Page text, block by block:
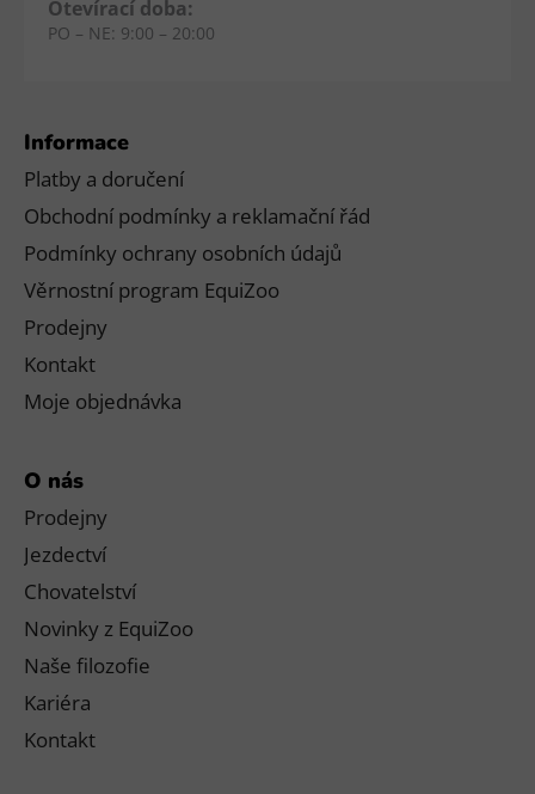
Informace
Platby a doručení
Obchodní podmínky a reklamační řád
Podmínky ochrany osobních údajů
Věrnostní program EquiZoo
Prodejny
Kontakt
Moje objednávka
O nás
Prodejny
Jezdectví
Chovatelství
Novinky z EquiZoo
Naše filozofie
Kariéra
Kontakt
Otevírací doba:
PO – NE: 9:00 – 20:00